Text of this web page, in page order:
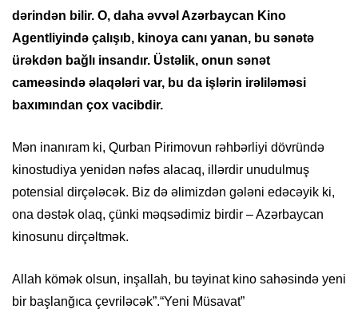
dərindən bilir. O, daha əvvəl Azərbaycan Kino
Agentliyində çalışıb, kinoya canı yanan, bu sənətə
ürəkdən bağlı insandır. Üstəlik, onun sənət
cameəsində əlaqələri var, bu da işlərin irəliləməsi
baxımından çox vacibdir.
Mən inanıram ki, Qurban Pirimovun rəhbərliyi dövründə
kinostudiya yenidən nəfəs alacaq, illərdir unudulmuş
potensial dirçələcək. Biz də əlimizdən gələni edəcəyik ki,
ona dəstək olaq, çünki məqsədimiz birdir – Azərbaycan
kinosunu dirçəltmək.
Allah kömək olsun, inşallah, bu təyinat kino sahəsində yeni
bir başlanğıca çevriləcək”.“Yeni Müsavat”